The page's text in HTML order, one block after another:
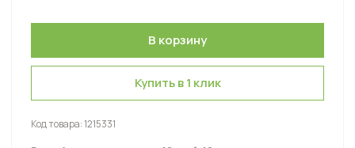
Купить в 1 клик
Код товара:1215331